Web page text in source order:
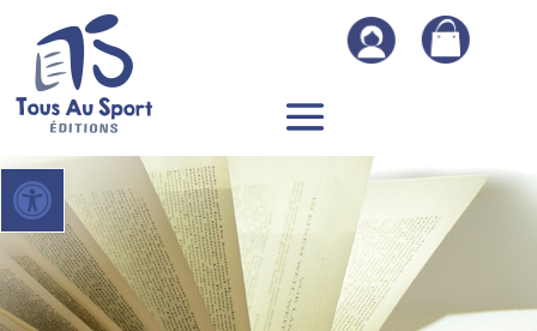
Ouvrir la barre d’outils